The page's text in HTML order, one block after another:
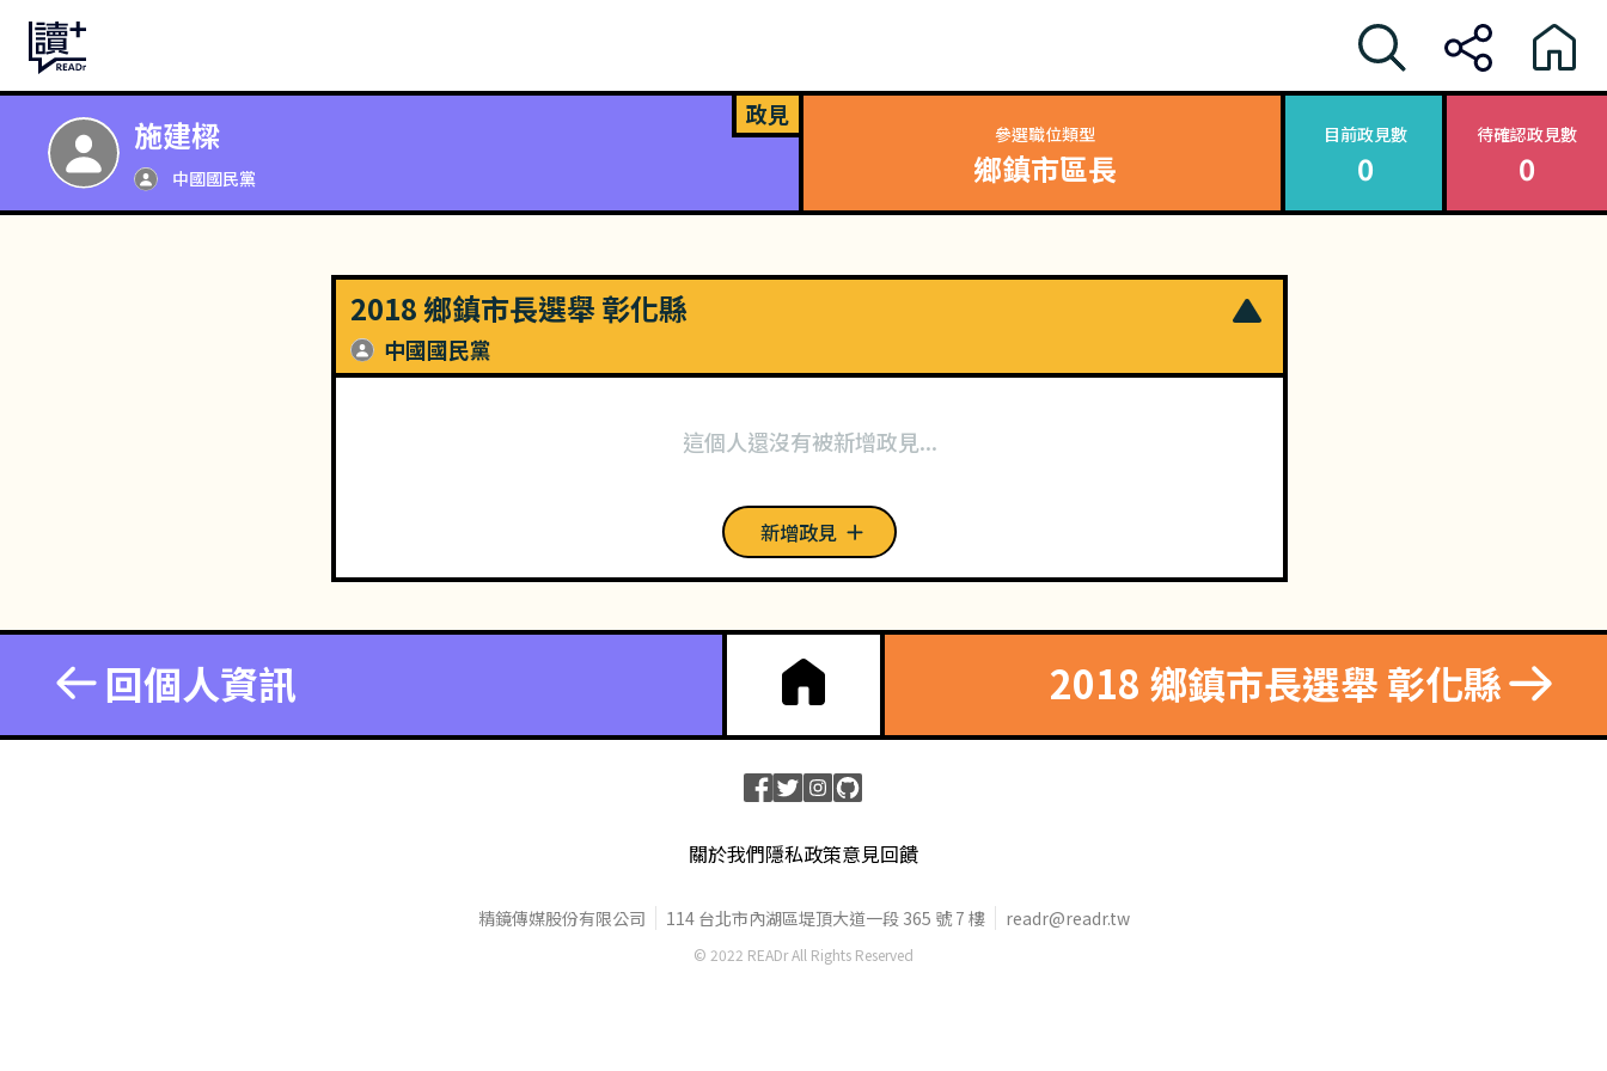
施建樑
中國國民黨
政見
參選職位類型
鄉鎮市區長
目前政見數
0
待確認政見數
0
2018 鄉鎮市長選舉 彰化縣
中國國民黨
這個人還沒有被新增政見...
新增政見
回個人資訊 2018 鄉鎮市長選舉 彰化縣
關於我們隱私政策意見回饋
精鏡傳媒股份有限公司 114 台北市內湖區堤頂大道一段 365 號 7 樓 readr@readr.tw
© 2022 READr All Rights Reserved